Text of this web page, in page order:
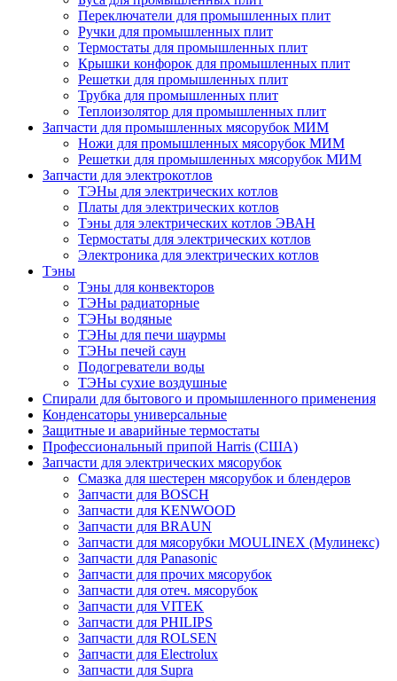
Переключатели для промышленных плит
Ручки для промышленных плит
Термостаты для промышленных плит
Крышки конфорок для промышленных плит
Решетки для промышленных плит
Трубка для промышленных плит
Теплоизолятор для промышленных плит
Запчасти для промышленных мясорубок МИМ
Ножи для промышленных мясорубок МИМ
Решетки для промышленных мясорубок МИМ
Запчасти для электрокотлов
ТЭНы для электрических котлов
Платы для электрических котлов
Тэны для электрических котлов ЭВАН
Термостаты для электрических котлов
Электроника для электрических котлов
Тэны
Тэны для конвекторов
ТЭНы радиаторные
ТЭНы водяные
ТЭНы для печи шаурмы
ТЭНы печей саун
Подогреватели воды
ТЭНы сухие воздушные
Спирали для бытового и промышленного применения
Конденсаторы универсальные
Защитные и аварийные термостаты
Профессиональный припой Harris (США)
Запчасти для электрических мясорубок
Смазка для шестерен мясорубок и блендеров
Запчасти для BOSCH
Запчасти для KENWOOD
Запчасти для BRAUN
Запчасти для мясорубки MOULINEX (Мулинекс)
Запчасти для Panasonic
Запчасти для прочих мясорубок
Запчасти для отеч. мясорубок
Запчасти для VITEK
Запчасти для PHILIPS
Запчасти для ROLSEN
Запчасти для Electrolux
Запчасти для Supra